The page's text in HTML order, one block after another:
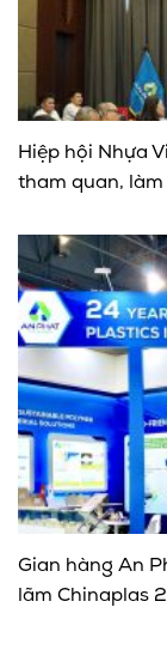
Hiệp hội Nhựa
tham quan, làm
Gian hàng An
lãm Chinaplas